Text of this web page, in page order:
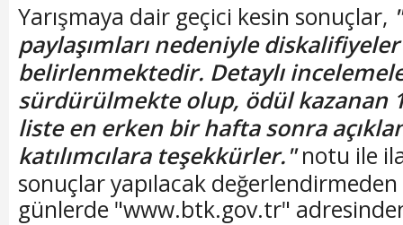
Yarışmaya dair geçici kesin sonuçlar,
paylaşımları nedeniyle diskalifiyeler
belirlenmektedir. Detaylı
sürdürülmekte olup, ödül kazanan
liste en erken bir hafta sonra
katılımcılara teşekkürler."notu ile
sonuçlar yapılacak
günlerde "www.btk.gov.tr"